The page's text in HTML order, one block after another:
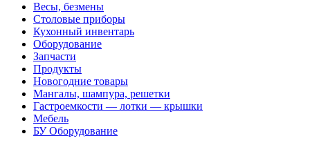
Весы, безмены
Столовые приборы
Кухонный инвентарь
Оборудование
Запчасти
Продукты
Новогодние товары
Мангалы, шампура, решетки
Гастроемкости — лотки — крышки
Мебель
БУ Оборудование